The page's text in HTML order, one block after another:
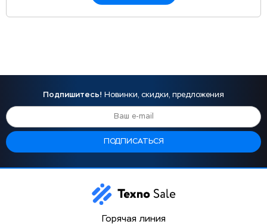
Подпишитесь! Новинки, скидки, предложения
Горячая линия